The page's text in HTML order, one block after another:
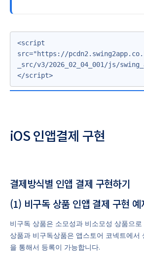
<script
src="https://
_src/v3/2026_02_04_001/js/
</script>
iOS 인앱결제 구현
결제방식별 인앱 결제 구현하기
(1) 비구독 상품 인앱 결제 구현 예
비구독 상품은 소모성과 비소모성 상품으로
상품과 비구독상품은 앱스토어 코넥트에서
을 통해서 등록이 가능합니다.